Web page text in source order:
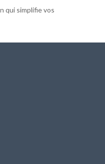
qui simplifie vos